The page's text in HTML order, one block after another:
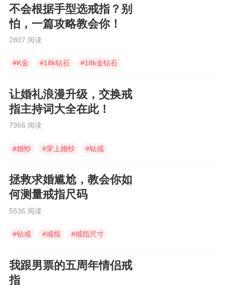
不会根据手型选戒指？别
怕，一篇攻略教会你！
2807 阅读
#K金 #18k钻石 #18k金钻石
让婚礼浪漫升级，交换戒
指主持词大全在此！
7956 阅读
#婚纱 #穿上婚纱 #钻戒
拯救求婚尴尬，教会你如
何测量戒指尺码
5536 阅读
#钻戒 #戒指 #戒指尺寸
我跟男票的五周年情侣戒
指